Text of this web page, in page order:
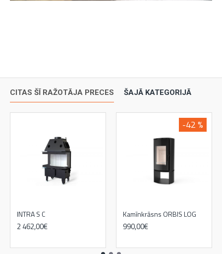
CITAS ŠĪ RAŽOTĀJA PRECES ŠAJĀ KATEGORIJĀ
INTRA S C
2 462,00€
-42 %
Kamīnkrāsns ORBIS LOG
990,00€